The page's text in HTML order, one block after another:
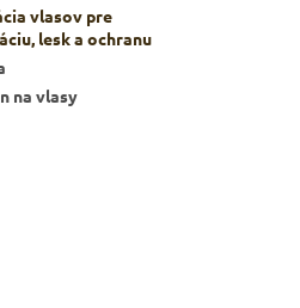
vlasov pre
lesk a ochranu
na vlasy